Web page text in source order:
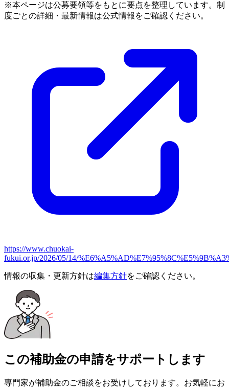
※本ページは公募要領等をもとに要点を整理しています。制
度ごとの詳細・最新情報は公式情報をご確認ください。
https://www.chuokai-
fukui.or.jp/2026/05/14/
情報の収集・更新方針は編集方針をご確認ください。
この補助金の申請をサポートします
専門家が補助金のご相談をお受けしております。お気軽にお